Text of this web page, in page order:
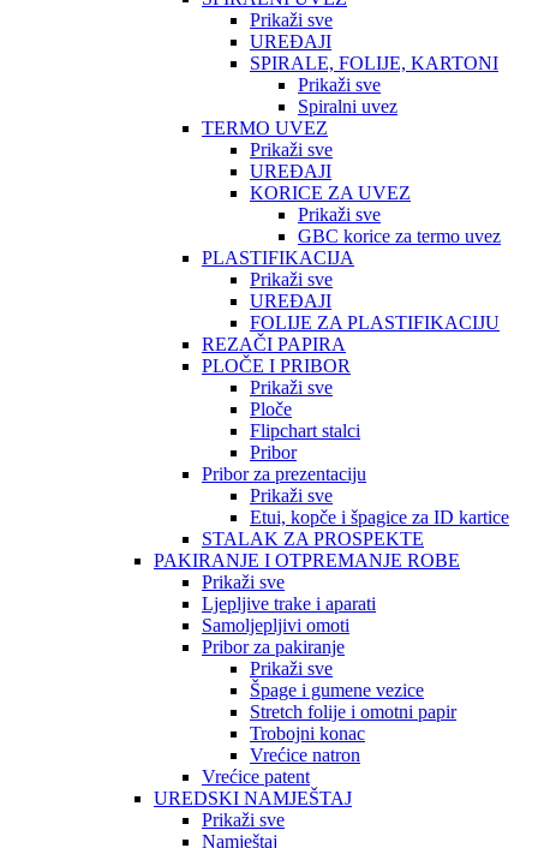
Prikaži sve
UREĐAJI
SPIRALE, FOLIJE, KARTONI
Prikaži sve
Spiralni uvez
TERMO UVEZ
Prikaži sve
UREĐAJI
KORICE ZA UVEZ
Prikaži sve
GBC korice za termo uvez
PLASTIFIKACIJA
Prikaži sve
UREĐAJI
FOLIJE ZA PLASTIFIKACIJU
REZAČI PAPIRA
PLOČE I PRIBOR
Prikaži sve
Ploče
Flipchart stalci
Pribor
Pribor za prezentaciju
Prikaži sve
Etui, kopče i špagice za ID kartice
STALAK ZA PROSPEKTE
PAKIRANJE I OTPREMANJE ROBE
Prikaži sve
Ljepljive trake i aparati
Samoljepljivi omoti
Pribor za pakiranje
Prikaži sve
Špage i gumene vezice
Stretch folije i omotni papir
Trobojni konac
Vrećice natron
Vrećice patent
UREDSKI NAMJEŠTAJ
Prikaži sve
Namještaj